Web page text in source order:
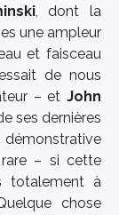
, dont la
une ampleur
et faisceau
de nous
– et John
ses dernières
démonstrative
rare – si cette
totalement à
chose